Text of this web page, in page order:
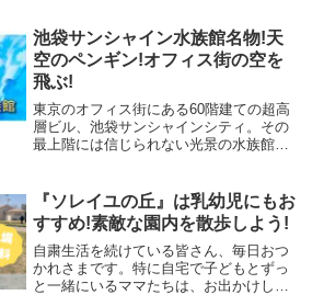
じゃないでしょうか??私もどこが安くて
お得なのか、色々な...
池袋サンシャイン水族館名物!天
空のペンギン!オフィス街の空を
飛ぶ!
東京のオフィス街にある60階建ての超高
層ビル、池袋サンシャインシティ。その
最上階には信じられない光景の水族館が
600m（秒速10m/s）、わずか36秒で移動
してしまう。水族館のみならず様々なア
ミューズメントやイベントが催される。
スカイレストランからの夜景は幻想的。
『ソレイユの丘』は乳幼児にもお
すすめ!素敵な園内を散歩しよう!
自粛生活を続けている皆さん、毎日おつ
かれさまです。特に自宅で子どもとずっ
と一緒にいるママたちは、お出かけした